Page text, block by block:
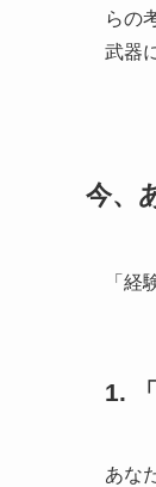
らの
武器
今、
「経
1.
あな